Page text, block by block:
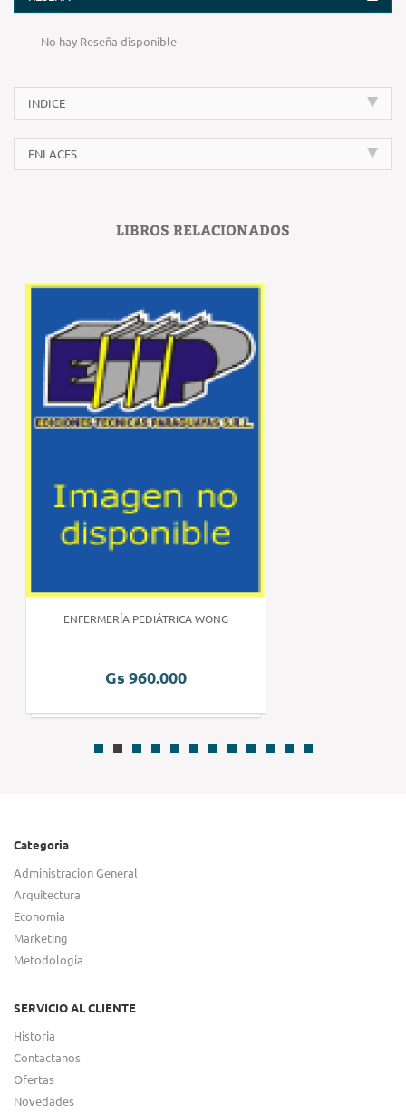
No hay Reseña disponible
INDICE
ENLACES
LIBROS RELACIONADOS
ENFERMERÍA PEDIÁTRICA WONG
Gs 960.000
Categoria
Administracion General
Arquitectura
Economia
Marketing
Metodologia
SERVICIO AL CLIENTE
Historia
Contactanos
Ofertas
Novedades